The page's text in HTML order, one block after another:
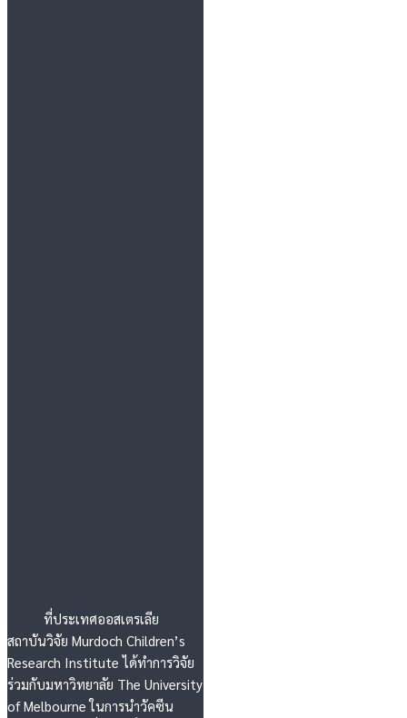
ที่ประเทศออสเตรเลีย
สถาบันวิจัย Murdoch Children’s
Research Institute ได้ทำการวิจัย
ร่วมกับมหาวิทยาลัย The University
of Melbourne ในการนำวัคซีน